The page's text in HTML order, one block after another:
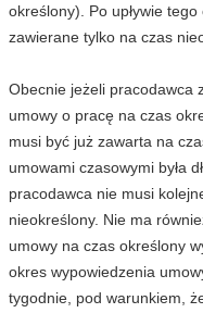
określony). Po upływie
zawierane tylko na czas
Obecnie jeżeli pracodawca
umowy o pracę na czas
musi być już zawarta na
umowami czasowymi była
pracodawca nie musi
nieokreślony. Nie ma
umowy na czas określony
okres wypowiedzenia
tygodnie, pod warunkiem,